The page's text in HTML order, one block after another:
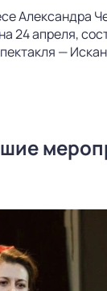
Александра
24 апреля,
—